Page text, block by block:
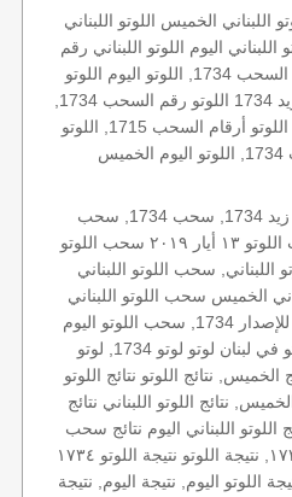
اللبناني الخميس اللوتو اللبناني
07-11, اللوتو اللبناني اليوم اللوتو اللبناني رقم
السحب اللوتو اللبناني رقم السحب 1734, اللوتو اليوم اللوتو
اللوتو لبنان اللوتو من لبنان, اللوتو أرقام السحب 1715, اللوتو
رقم السحب: 1734, زيد, زيد 1734, سحب 1734, سحب
الخميس سحب اللوتو سحب اللوتو ١٣ أيار ٢٠١٩ سحب اللوتو
اللوتو اللبناني, سحب اللوتو اللبناني
الخميس سحب اللوتو اللبناني
اليوم, سحب اللوتو اللبناني للإصدار 1734, سحب اللوتو اليوم
سحب زيد, سحب زيد لوتو في لبنان لوتو لوتو 1734, لوتو
2019-07-11, نتائج الخميس, نتائج اللوتو نتائج اللوتو
اللوتو الخميس, نتائج اللوتو اللبناني نتائج
اللوتو اللبناني اليوم نتائج سحب
اللوتو اللبناني اليوم نتيجة ١٧٣٤, نتيجة اللوتو نتيجة اللوتو ١٧٣٤
اللوتو اليوم, نتيجة اليوم, نتيجة